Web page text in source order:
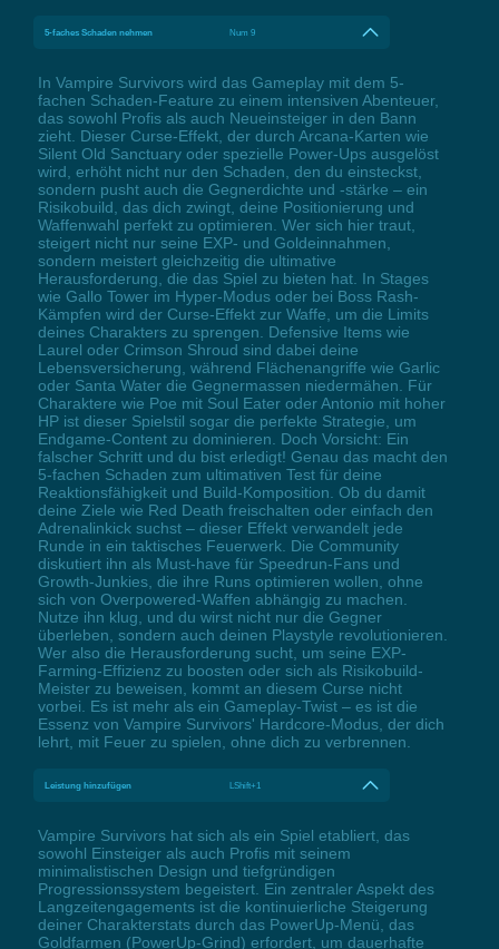
5-faches Schaden nehmen Num 9
In Vampire Survivors wird das Gameplay mit dem 5-
fachen Schaden-Feature zu einem intensiven Abenteuer,
das sowohl Profis als auch Neueinsteiger in den Bann
zieht. Dieser Curse-Effekt, der durch Arcana-Karten wie
Silent Old Sanctuary oder spezielle Power-Ups ausgelöst
wird, erhöht nicht nur den Schaden, den du einsteckst,
sondern pusht auch die Gegnerdichte und -stärke – ein
Risikobuild, das dich zwingt, deine Positionierung und
Waffenwahl perfekt zu optimieren. Wer sich hier traut,
steigert nicht nur seine EXP- und Goldeinnahmen,
sondern meistert gleichzeitig die ultimative
Herausforderung, die das Spiel zu bieten hat. In Stages
wie Gallo Tower im Hyper-Modus oder bei Boss Rash-
Kämpfen wird der Curse-Effekt zur Waffe, um die Limits
deines Charakters zu sprengen. Defensive Items wie
Laurel oder Crimson Shroud sind dabei deine
Lebensversicherung, während Flächenangriffe wie Garlic
oder Santa Water die Gegnermassen niedermähen. Für
Charaktere wie Poe mit Soul Eater oder Antonio mit hoher
HP ist dieser Spielstil sogar die perfekte Strategie, um
Endgame-Content zu dominieren. Doch Vorsicht: Ein
falscher Schritt und du bist erledigt! Genau das macht den
5-fachen Schaden zum ultimativen Test für deine
Reaktionsfähigkeit und Build-Komposition. Ob du damit
deine Ziele wie Red Death freischalten oder einfach den
Adrenalinkick suchst – dieser Effekt verwandelt jede
Runde in ein taktisches Feuerwerk. Die Community
diskutiert ihn als Must-have für Speedrun-Fans und
Growth-Junkies, die ihre Runs optimieren wollen, ohne
sich von Overpowered-Waffen abhängig zu machen.
Nutze ihn klug, und du wirst nicht nur die Gegner
überleben, sondern auch deinen Playstyle revolutionieren.
Wer also die Herausforderung sucht, um seine EXP-
Farming-Effizienz zu boosten oder sich als Risikobuild-
Meister zu beweisen, kommt an diesem Curse nicht
vorbei. Es ist mehr als ein Gameplay-Twist – es ist die
Essenz von Vampire Survivors' Hardcore-Modus, der dich
lehrt, mit Feuer zu spielen, ohne dich zu verbrennen.
Leistung hinzufügen LShift+1
Vampire Survivors hat sich als ein Spiel etabliert, das
sowohl Einsteiger als auch Profis mit seinem
minimalistischen Design und tiefgründigen
Progressionssystem begeistert. Ein zentraler Aspekt des
Langzeitengagements ist die kontinuierliche Steigerung
deiner Charakterstats durch das PowerUp-Menü, das
Goldfarmen (PowerUp-Grind) erfordert, um dauerhafte